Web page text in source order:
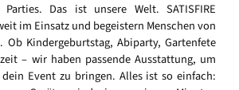
Das ist unsere Welt. SATISFIRE
im Einsatz und begeistern Menschen von
Ob Kindergeburtstag, Abiparty, Gartenfete
– wir haben passende Ausstattung, um
Event zu bringen. Alles ist so einfach: